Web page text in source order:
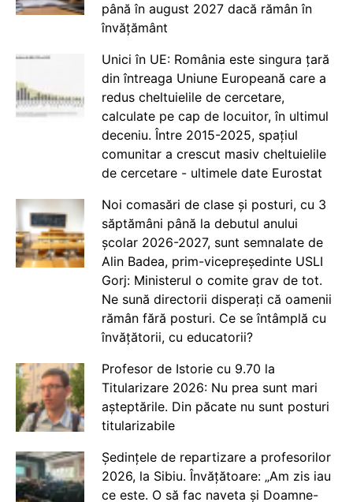
până în august 2027 dacă rămân în
învățământ
Unici în UE: România este singura țară
din întreaga Uniune Europeană care a
redus cheltuielile de cercetare,
calculate pe cap de locuitor, în ultimul
deceniu. Între 2015-2025, spațiul
comunitar a crescut masiv cheltuielile
de cercetare - ultimele date Eurostat
Noi comasări de clase și posturi, cu 3
săptămâni până la debutul anului
școlar 2026-2027, sunt semnalate de
Alin Badea, prim-vicepreședinte USLI
Gorj: Ministerul o comite grav de tot.
Ne sună directorii disperați că oamenii
rămân fără posturi. Ce se întâmplă cu
învățătorii, cu educatorii?
Profesor de Istorie cu 9.70 la
Titularizare 2026: Nu prea sunt mari
așteptările. Din păcate nu sunt posturi
titularizabile
Ședințele de repartizare a profesorilor
2026, la Sibiu. Învățătoare: „Am zis iau
ce este. O să fac naveta și Doamne-